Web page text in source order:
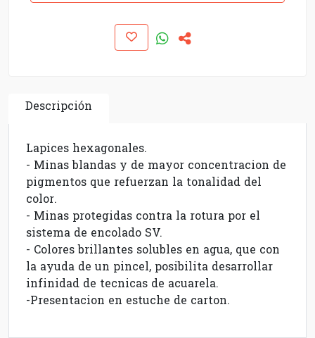
Descripción
Lapices hexagonales.
- Minas blandas y de mayor concentracion de
pigmentos que refuerzan la tonalidad del
color.
- Minas protegidas contra la rotura por el
sistema de encolado SV.
- Colores brillantes solubles en agua, que con
la ayuda de un pincel, posibilita desarrollar
infinidad de tecnicas de acuarela.
-Presentacion en estuche de carton.